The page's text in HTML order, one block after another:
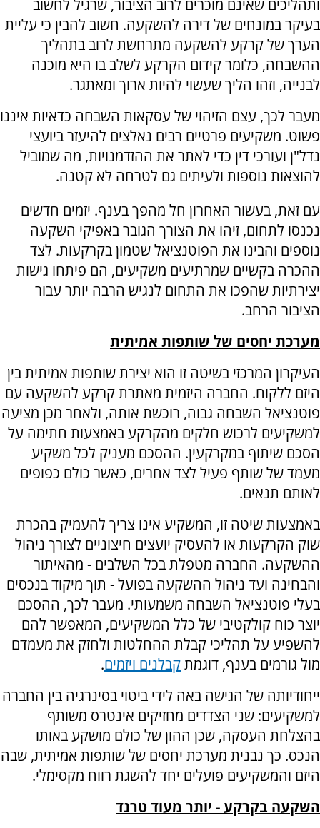
ותהליכים שאינם מוכרים לרוב הציבור, שרגיל לחשוב
בעיקר במונחים של דירה להשקעה. חשוב להבין כי עליית
הערך של קרקע להשקעה מתרחשת לרוב בתהליך
ההשבחה, כלומר קידום הקרקע לשלב בו היא מוכנה
לבנייה, וזהו הליך שעשוי להיות ארוך ומאתגר.
מעבר לכך, עצם הזיהוי של עסקאות השבחה כדאיות איננו
פשוט. משקיעים פרטיים רבים נאלצים להיעזר ביועצי
נדל"ן ועורכי דין כדי לאתר את ההזדמנויות, מה שמוביל
להוצאות נוספות ולעיתים גם לטרחה לא קטנה.
עם זאת, בעשור האחרון חל מהפך בענף. יזמים חדשים
נכנסו לתחום, זיהו את הצורך הגובר באפיקי השקעה
נוספים והבינו את הפוטנציאל שטמון בקרקעות. לצד
ההכרה בקשיים שמרתיעים משקיעים, הם פיתחו גישות
יצירתיות שהפכו את התחום לנגיש הרבה יותר עבור
הציבור הרחב.
מערכת יחסים של שותפות אמיתית
העיקרון המרכזי בשיטה זו הוא יצירת שותפות אמיתית בין
היזם ללקוח. החברה היזמית מאתרת קרקע להשקעה עם
פוטנציאל השבחה גבוה, רוכשת אותה, ולאחר מכן מציעה
למשקיעים לרכוש חלקים מהקרקע באמצעות חתימה על
הסכם שיתוף במקרקעין. ההסכם מעניק לכל משקיע
מעמד של שותף פעיל לצד אחרים, כאשר כולם כפופים
לאותם תנאים.
באמצעות שיטה זו, המשקיע אינו צריך להעמיק בהכרת
שוק הקרקעות או להעסיק יועצים חיצוניים לצורך ניהול
ההשקעה. החברה מטפלת בכל השלבים - מהאיתור
והבחינה ועד ניהול ההשקעה בפועל - תוך מיקוד בנכסים
בעלי פוטנציאל השבחה משמעותי. מעבר לכך, ההסכם
יוצר כוח קולקטיבי של כלל המשקיעים, המאפשר להם
להשפיע על תהליכי קבלת ההחלטות ולחזק את מעמדם
מול גורמים בענף, דוגמתקבלנים ויזמים.
ייחודיותה של הגישה באה לידי ביטוי בסינרגיה בין החברה
למשקיעים: שני הצדדים מחזיקים אינטרס משותף
בהצלחת העסקה, שכן ההון של כולם מושקע באותו
הנכס. כך נבנית מערכת יחסים של שותפות אמיתית, שבה
היזם והמשקיעים פועלים יחד להשגת רווח מקסימלי.
השקעה בקרקע - יותר מעוד טרנד